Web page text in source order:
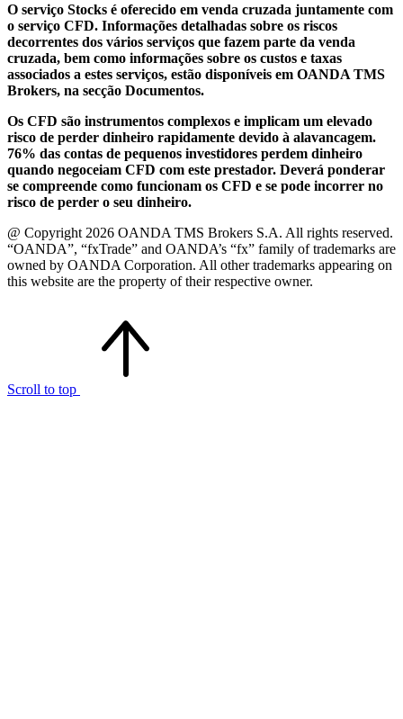
O serviço Stocks é oferecido em venda cruzada juntamente com
o serviço CFD. Informações detalhadas sobre os riscos
decorrentes dos vários serviços que fazem parte da venda
cruzada, bem como informações sobre os custos e taxas
associados a estes serviços, estão disponíveis em OANDA TMS
Brokers, na secção Documentos.
Os CFD são instrumentos complexos e implicam um elevado
risco de perder dinheiro rapidamente devido à alavancagem.
76% das contas de pequenos investidores perdem dinheiro
quando negoceiam CFD com este prestador. Deverá ponderar
se compreende como funcionam os CFD e se pode incorrer no
risco de perder o seu dinheiro.
@ Copyright 2026 OANDA TMS Brokers S.A. All rights reserved.
“OANDA”, “fxTrade” and OANDA’s “fx” family of trademarks are
owned by OANDA Corporation. All other trademarks appearing on
this website are the property of their respective owner.
Scroll to top